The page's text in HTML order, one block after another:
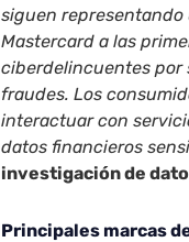
siguen representando
Mastercard a las
ciberdelincuentes por
fraudes. Los
interactuar con
datos financieros
investigación de
Principales marcas